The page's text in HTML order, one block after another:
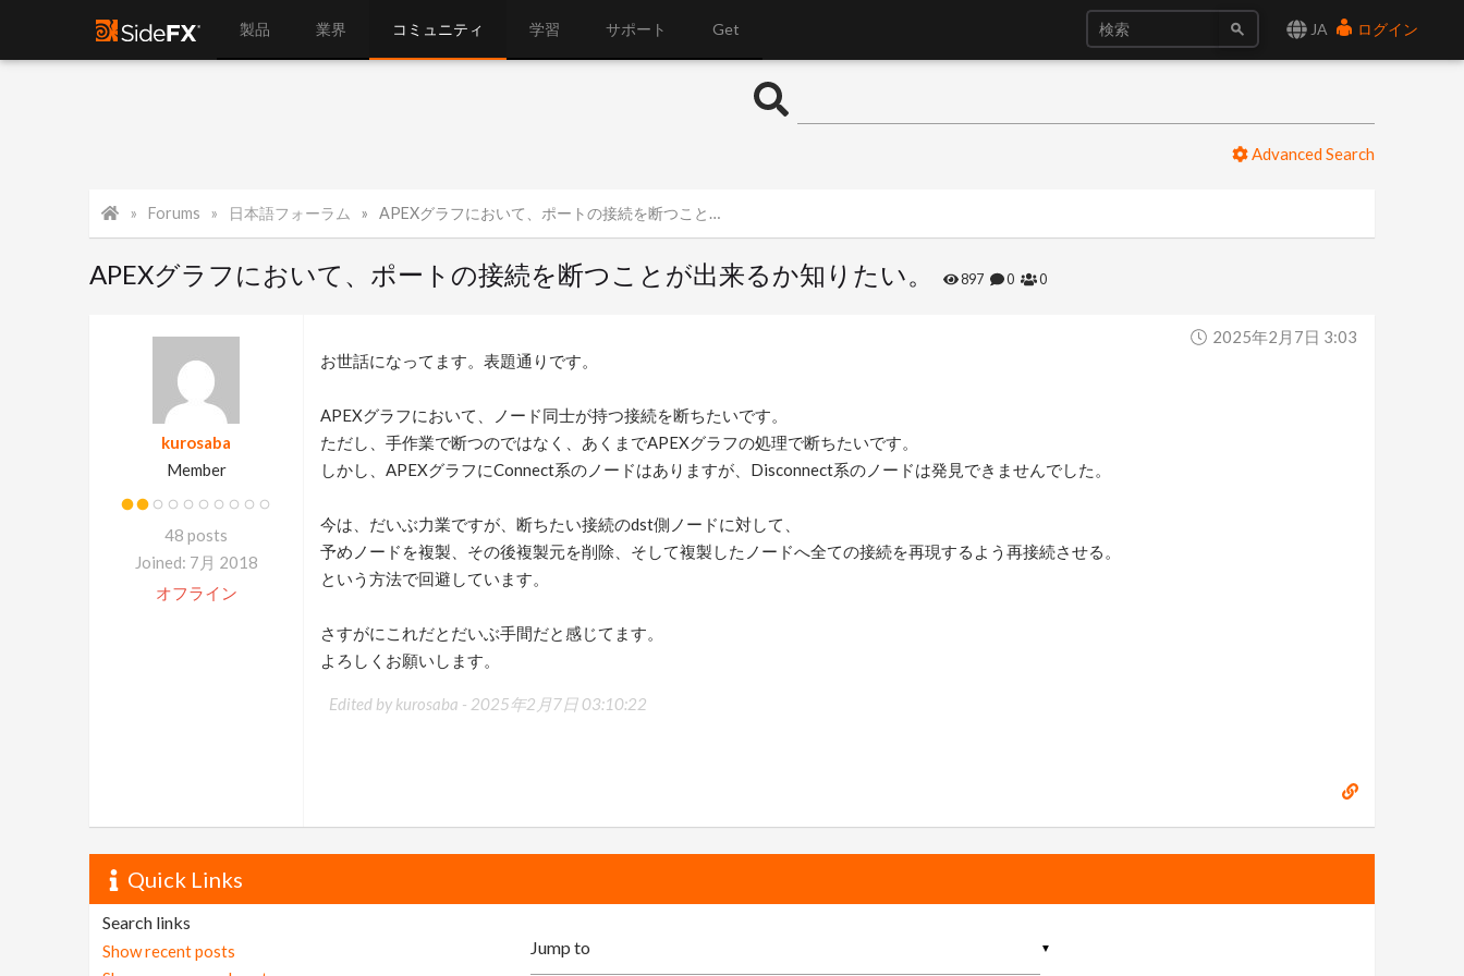
JA ログイン
製品 業界 コミュニティ 学習 サポート Get
Advanced Search
Forums 日本語フォーラム APEXグラフにおいて、ポートの接続を断つことが出来るか知りたい。
APEXグラフにおいて、ポートの接続を断つことが出来るか知りたい。 897 0 0
kurosaba
Member
48 posts
Joined: 7月 2018
オフライン
2025年2月7日 3:03
お世話になってます。表題通りです。
APEXグラフにおいて、ノード同士が持つ接続を断ちたいです。
ただし、手作業で断つのではなく、あくまでAPEXグラフの処理で断ちたいです。
しかし、APEXグラフにConnect系のノードはありますが、Disconnect系のノードは発見できませんでした。
今は、だいぶ力業ですが、断ちたい接続のdst側ノードに対して、
予めノードを複製、その後複製元を削除、そして複製したノードへ全ての接続を再現するよう再接続させる。
という方法で回避しています。
さすがにこれだとだいぶ手間だと感じてます。
よろしくお願いします。
Edited by kurosaba - 2025年2月7日 03:10:22
Quick Links
Search links
Show recent posts
▼